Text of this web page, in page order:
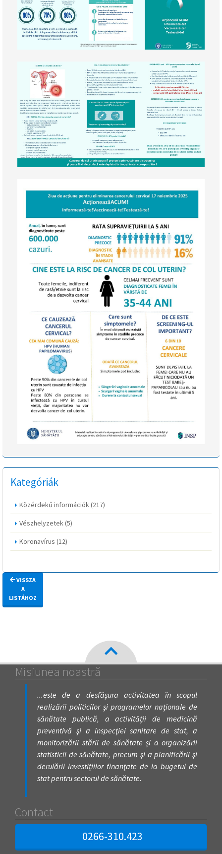
Kategóriák
Közérdekű információk(217)
Vészhelyzetek(5)
Koronavírus (12)
VISSZA
A
LISTÁHOZ
Misiunea noastră
...este de a desfăşura activitatea în scopul
realizării politicilor şi programelor naţionale de
sănătate publică, a activităţii de medicină
preventivă şi a inspecţiei sanitare de stat, a
monitorizării stării de sănătate şi a organizării
statisticii de sănătate, precum şi a planificării şi
derulării investiţiilor finanţate de la bugetul de
stat pentru sectorul de sănătate.
Contact
0266-310.423